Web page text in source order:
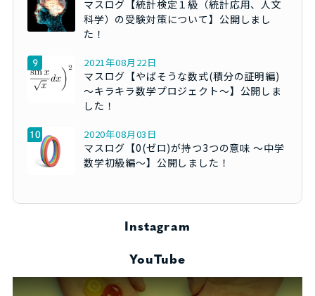
マスログ【統計検定１級（統計応用、人文
科学）の受験対策について】公開しまし
た！
2021年08月22日
マスログ【やばそうな数式(積分の証明編)
～キラキラ数学プロジェクト～】公開しま
した！
2020年08月03日
マスログ【0(ゼロ)が持つ3つの意味 ～中学
数学初級編～】公開しました！
Instagram
YouTube